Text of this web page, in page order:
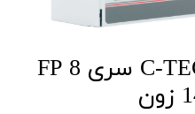
کنترل پنل متعارف C-TEC سری FP 8